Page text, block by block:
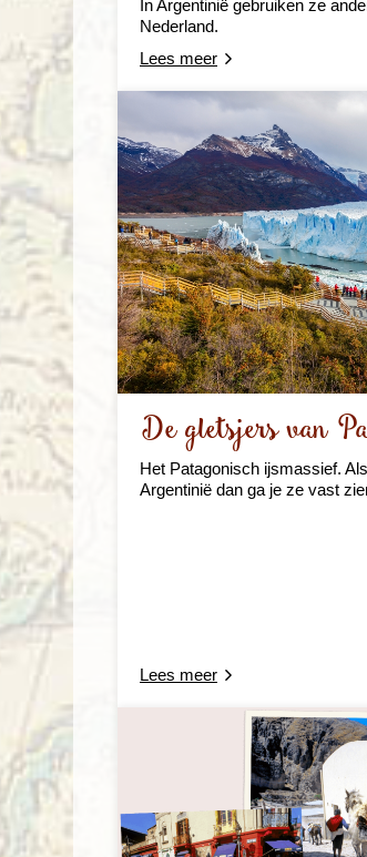
In Argentinië gebruiken ze
Nederland.
Lees meer
De gletsjers van
Het Patagonisch ijsmassief.
Argentinië dan ga je ze vast
Lees meer